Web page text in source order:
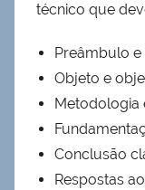
técnico que
Preâmbulo
Objeto e
Metodologia
Conclusão
Respostas